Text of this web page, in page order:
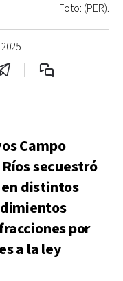
Foto: (PER).
Campo
secuestró
en distintos
por
a la ley